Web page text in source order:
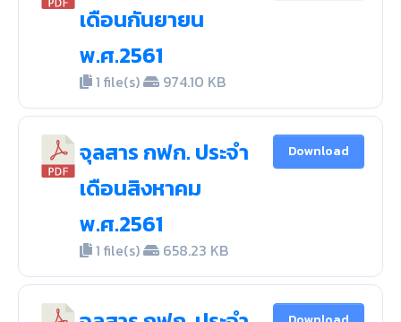
เดือนกันยายน
พ.ศ.2561
1 file(s) 974.10 KB
จุลสาร กฟก. ประจำ
เดือนสิงหาคม
พ.ศ.2561
1 file(s) 658.23 KB
Download